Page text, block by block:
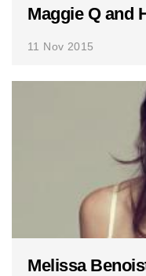
Maggie Q and
11 Nov 2015
Melissa